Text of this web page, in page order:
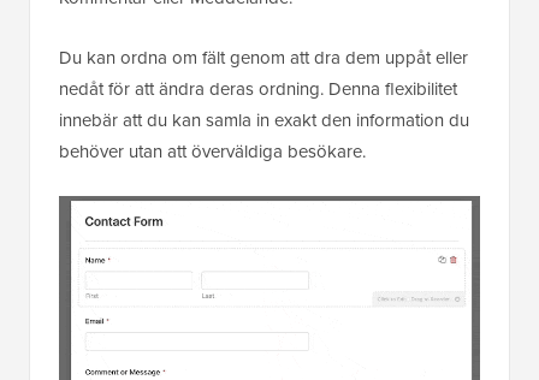
Du kan ordna om fält genom att dra dem uppåt eller
nedåt för att ändra deras ordning. Denna flexibilitet
innebär att du kan samla in exakt den information du
behöver utan att överväldiga besökare.